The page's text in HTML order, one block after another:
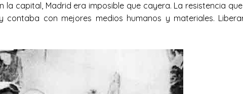
capital, Madrid era imposible que cayera. La resistencia
con mejores medios humanos y materiales.